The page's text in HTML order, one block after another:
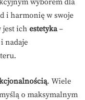
i harmonię w swoje
jest ich estetyka–
nadaje
. Wiele
o maksymalnym